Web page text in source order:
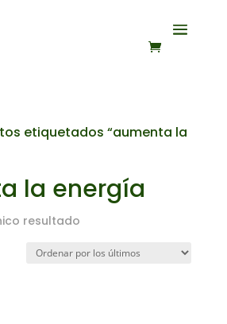
etiquetados “aumenta la
la energía
resultado